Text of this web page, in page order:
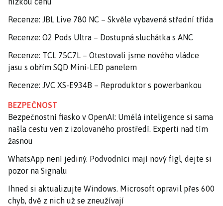
Recenze: JBL Live 780 NC – Skvěle vybavená střední třída
Recenze: O2 Pods Ultra – Dostupná sluchátka s ANC
Recenze: TCL 75C7L – Otestovali jsme nového vládce
jasu s obřím SQD Mini-LED panelem
Recenze: JVC XS-E934B – Reproduktor s powerbankou
BEZPEČNOST
Bezpečnostní fiasko v OpenAI: Umělá inteligence si sama
našla cestu ven z izolovaného prostředí. Experti nad tím
žasnou
WhatsApp není jediný. Podvodníci mají nový fígl, dejte si
pozor na Signalu
Ihned si aktualizujte Windows. Microsoft opravil přes 600
chyb, dvě z nich už se zneužívají